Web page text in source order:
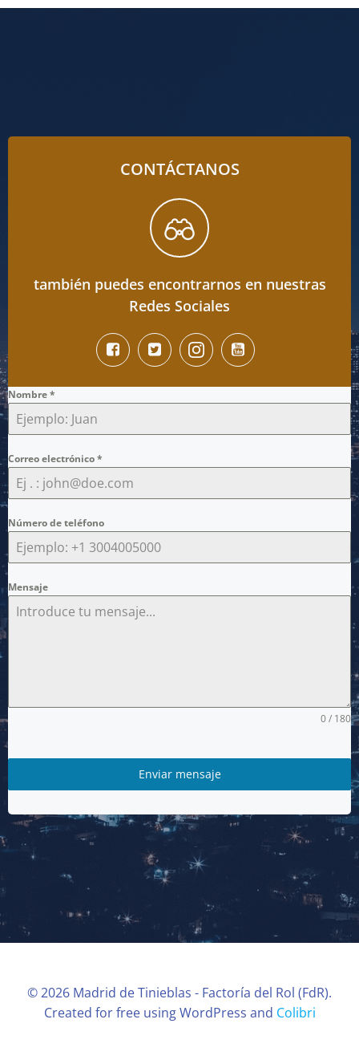
CONTÁCTANOS
también puedes encontrarnos en nuestras
Redes Sociales
Nombre*
Correo electrónico*
Número de teléfono
Mensaje
0 / 180
Enviar mensaje
© 2026 Madrid de Tinieblas - Factoría del Rol (FdR).
Created for free using WordPress and Colibri